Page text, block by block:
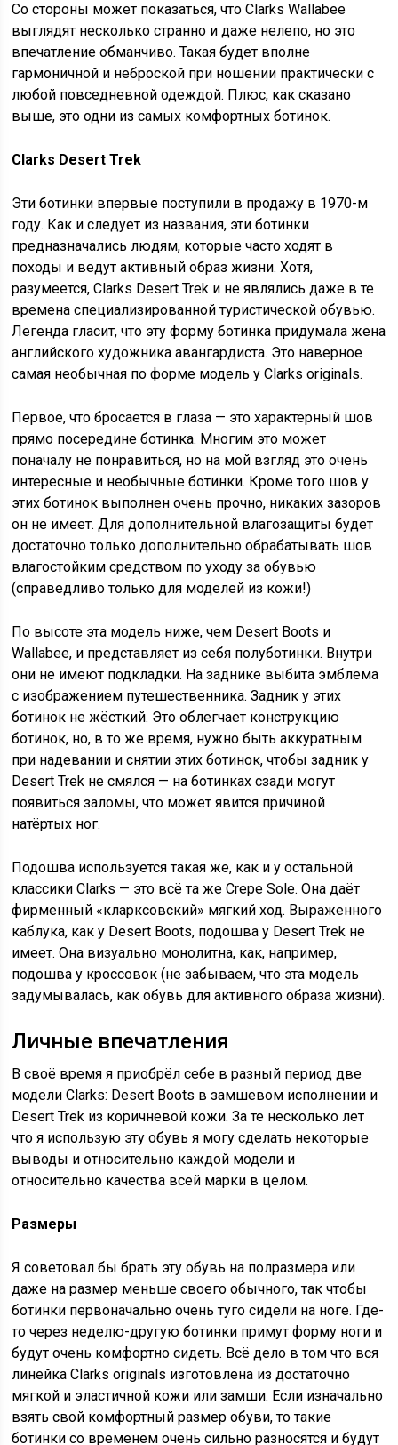
Со стороны может показаться, что Clarks Wallabee
выглядят несколько странно и даже нелепо, но это
впечатление обманчиво. Такая будет вполне
гармоничной и неброской при ношении практически с
любой повседневной одеждой. Плюс, как сказано
выше, это одни из самых комфортных ботинок.
Clarks Desert Trek
Эти ботинки впервые поступили в продажу в 1970-м
году. Как и следует из названия, эти ботинки
предназначались людям, которые часто ходят в
походы и ведут активный образ жизни. Хотя,
разумеется, Clarks Desert Trek и не являлись даже в те
времена специализированной туристической обувью.
Легенда гласит, что эту форму ботинка придумала жена
английского художника авангардиста. Это наверное
самая необычная по форме модель у Clarks originals.
Первое, что бросается в глаза — это характерный шов
прямо посередине ботинка. Многим это может
поначалу не понравиться, но на мой взгляд это очень
интересные и необычные ботинки. Кроме того шов у
этих ботинок выполнен очень прочно, никаких зазоров
он не имеет. Для дополнительной влагозащиты будет
достаточно только дополнительно обрабатывать шов
влагостойким средством по уходу за обувью
(справедливо только для моделей из кожи!)
По высоте эта модель ниже, чем Desert Boots и
Wallabee, и представляет из себя полуботинки. Внутри
они не имеют подкладки. На заднике выбита эмблема
с изображением путешественника. Задник у этих
ботинок не жёсткий. Это облегчает конструкцию
ботинок, но, в то же время, нужно быть аккуратным
при надевании и снятии этих ботинок, чтобы задник у
Desert Trek не смялся — на ботинках сзади могут
появиться заломы, что может явится причиной
натёртых ног.
Подошва используется такая же, как и у остальной
классики Clarks — это всё та же Crepe Sole. Она даёт
фирменный «кларксовский» мягкий ход. Выраженного
каблука, как у Desert Boots, подошва у Desert Trek не
имеет. Она визуально монолитна, как, например,
подошва у кроссовок (не забываем, что эта модель
задумывалась, как обувь для активного образа жизни).
Личные впечатления
В своё время я приобрёл себе в разный период две
модели Clarks: Desert Boots в замшевом исполнении и
Desert Trek из коричневой кожи. За те несколько лет
что я использую эту обувь я могу сделать некоторые
выводы и относительно каждой модели и
относительно качества всей марки в целом.
Размеры
Я советовал бы брать эту обувь на полразмера или
даже на размер меньше своего обычного, так чтобы
ботинки первоначально очень туго сидели на ноге. Где-
то через неделю-другую ботинки примут форму ноги и
будут очень комфортно сидеть. Всё дело в том что вся
линейка Clarks originals изготовлена из достаточно
мягкой и эластичной кожи или замши. Если изначально
взять свой комфортный размер обуви, то такие
ботинки со временем очень сильно разносятся и будут